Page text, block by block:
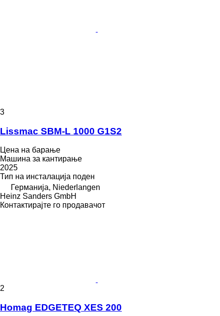
3
Lissmac SBM-L 1000 G1S2
Цена на барање
Машина за кантирање
2025
Тип на инсталација поден
Германија, Niederlangen
Heinz Sanders GmbH
Контактирајте го продавачот
2
Homag EDGETEQ XES 200